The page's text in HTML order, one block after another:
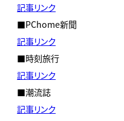
記事リンク
■PChome新聞
記事リンク
■時刻旅行
記事リンク
■潮流誌
記事リンク